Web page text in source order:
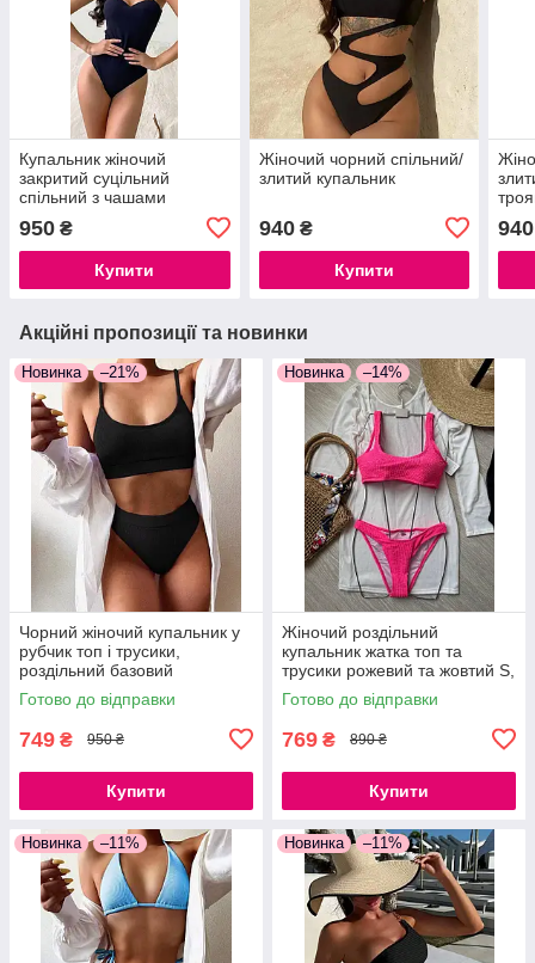
Купальник жіночий
закритий суцільний
спільний з чашами
950 ₴
Купити
Жіночий чорний спільний/
злитий купальник
940₴
Купити
940
Акційні пропозиції та новинки
Новинка –21%
Чорний жіночий купальник у
рубчик топ і трусики,
роздільний базовий
купальник S, M
Готово до відправки
749 ₴ 950 ₴
Купити
Новинка –14%
Жіночий роздільний
купальник жатка топ та
трусики рожевий та жовтий S,
M, L
Готово до відправки
769 ₴ 890 ₴
Купити
Новинка –11% Новинка –11%